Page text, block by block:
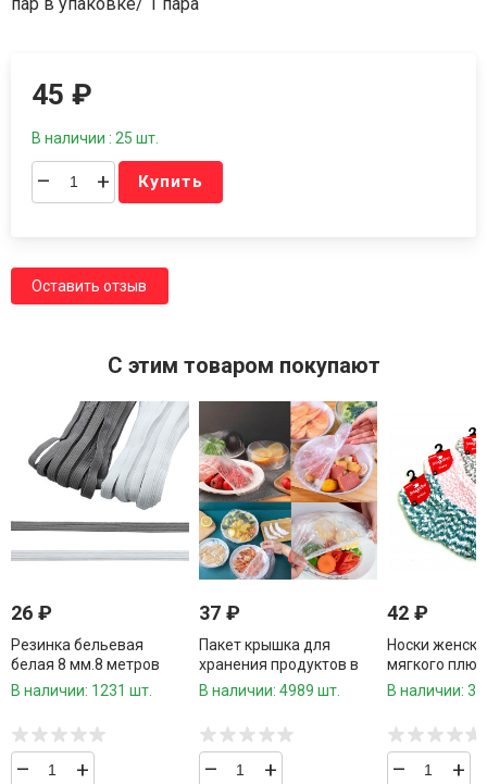
пар в упаковке/ 1 пара
45₽
В наличии : 25 шт.
– + Купить
Оставить отзыв
C этим товаром покупают
26 ₽
Резинка бельевая
белая 8 мм.8 метров
/960 шт.коробка/
В наличии: 1231 шт.
– +
37 ₽
Пакет крышка для
хранения продуктов в
сумочке 100 шт.39
В наличии: 4989 шт.
– +
42 ₽
Носки
мягкого
флиса 1 пара
В наличии:
– +